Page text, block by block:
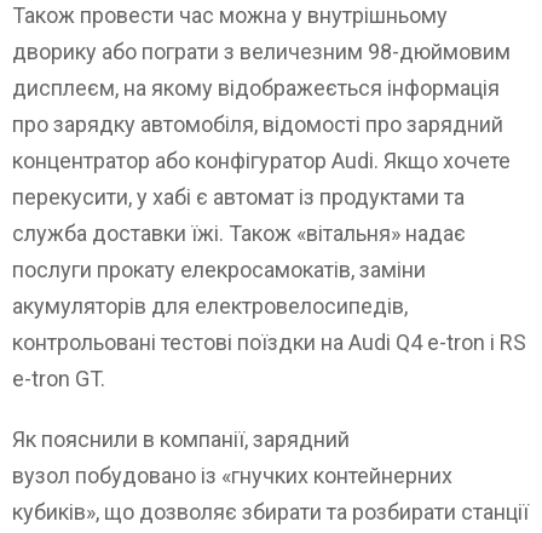
Також провести час можна у внутрішньому
дворику або пограти з величезним 98-дюймовим
дисплеєм, на якому відображеється інформація
про зарядку автомобіля, відомості про зарядний
концентратор або конфігуратор Audi. Якщо хочете
перекусити, у хабі є автомат із продуктами та
служба доставки їжі. Також «вітальня» надає
послуги прокату елекросамокатів, заміни
акумуляторів для електровелосипедів,
контрольовані тестові поїздки на Audi Q4 e-tron і RS
e-tron GT.
Як пояснили в компанії, зарядний
вузол побудовано із «гнучких контейнерних
кубиків», що дозволяє збирати та розбирати станції